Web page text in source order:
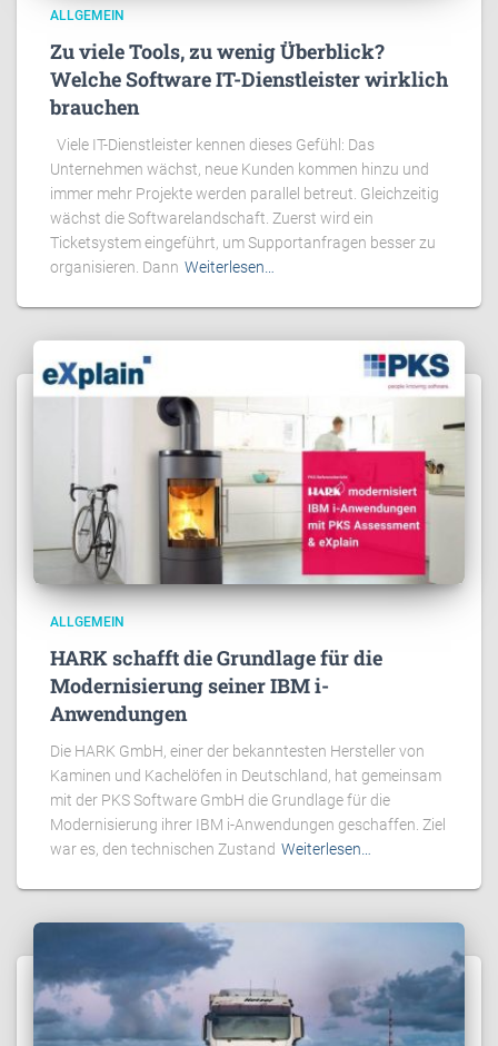
ALLGEMEIN
Zu viele Tools, zu wenig Überblick?
Welche Software IT-Dienstleister wirklich
brauchen
Viele IT-Dienstleister kennen dieses Gefühl: Das
Unternehmen wächst, neue Kunden kommen hinzu und
immer mehr Projekte werden parallel betreut. Gleichzeitig
wächst die Softwarelandschaft. Zuerst wird ein
Ticketsystem eingeführt, um Supportanfragen besser zu
organisieren. Dann Weiterlesen…
ALLGEMEIN
HARK schafft die Grundlage für die
Modernisierung seiner IBM i-
Anwendungen
Die HARK GmbH, einer der bekanntesten Hersteller von
Kaminen und Kachelöfen in Deutschland, hat gemeinsam
mit der PKS Software GmbH die Grundlage für die
Modernisierung ihrer IBM i-Anwendungen geschaffen. Ziel
war es, den technischen Zustand Weiterlesen…